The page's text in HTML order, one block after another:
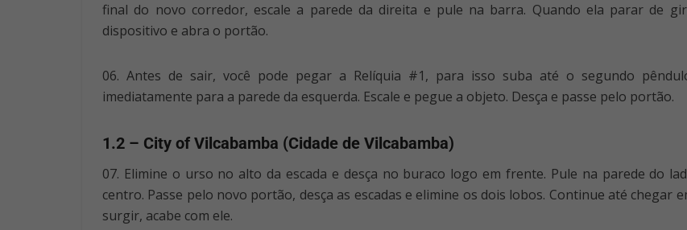
final do novo corredor, escale a parede da direita e pule na barra. Quando ela parar de
dispositivo e abra o portão.
06. Antes de sair, você pode pegar a Relíquia #1, para isso suba até o segundo
imediatamente para a parede da esquerda. Escale e pegue a objeto. Desça e passe pelo portão.
1.2 – City of Vilcabamba (Cidade de Vilcabamba)
07. Elimine o urso no alto da escada e desça no buraco logo em frente. Pule na parede do
centro. Passe pelo novo portão, desça as escadas e elimine os dois lobos. Continue até chegar
surgir, acabe com ele.